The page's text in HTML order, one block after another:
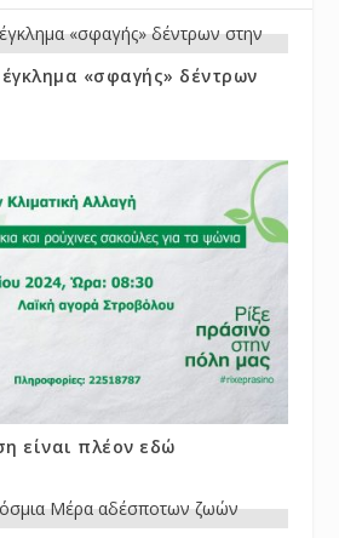
«σφαγής» δέντρων
είναι πλέον εδώ